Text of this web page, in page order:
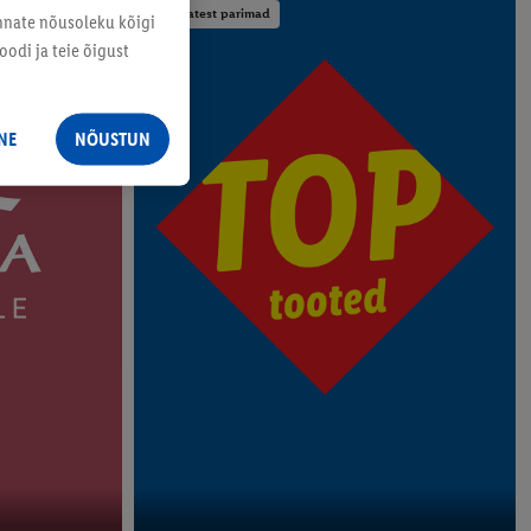
Parimatest parimad
nõusoleku kõigi
ja teie õigust
NÕUSTUN